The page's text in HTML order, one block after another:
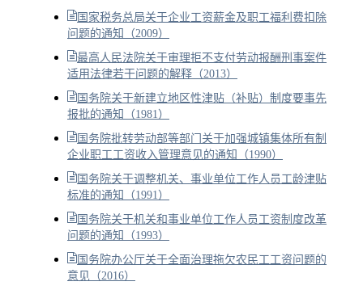
国家税务总局关于企业工资薪金及职工福利费扣除
问题的通知（2009）
最高人民法院关于审理拒不支付劳动报酬刑事案件
适用法律若干问题的解释（2013）
国务院关于新建立地区性津贴（补贴）制度要事先
报批的通知（1981）
国务院批转劳动部等部门关于加强城镇集体所有制
企业职工工资收入管理意见的通知（1990）
国务院关于调整机关、事业单位工作人员工龄津贴
标准的通知（1991）
国务院关于机关和事业单位工作人员工资制度改革
问题的通知（1993）
国务院办公厅关于全面治理拖欠农民工工资问题的
意见（2016）